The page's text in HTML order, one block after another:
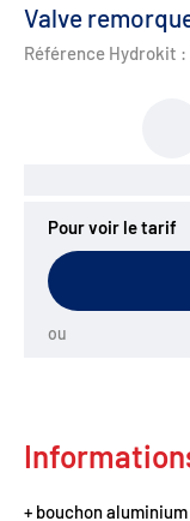
Valve
Référence Hydrokit :
Pour voir le tarif
ou
+ bouchon aluminium